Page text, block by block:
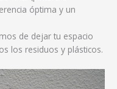
óptima y un
de dejar tu espacio
los residuos y plásticos.